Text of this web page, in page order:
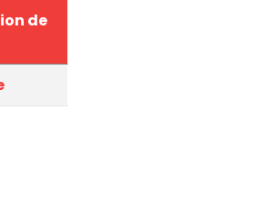
de